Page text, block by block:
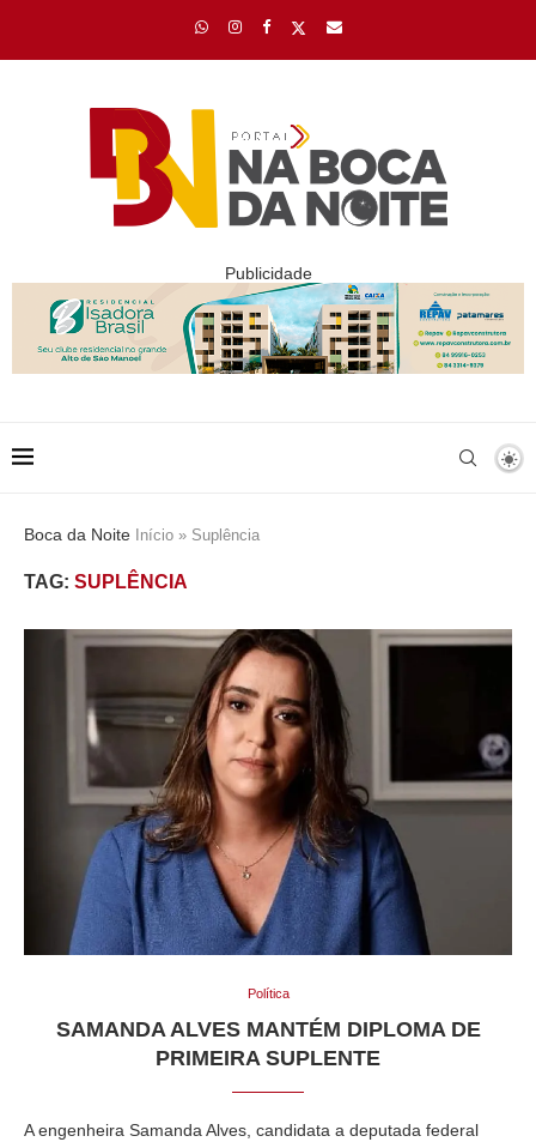
Publicidade
Boca da Noite Início » Suplência
TAG: SUPLÊNCIA
Política
SAMANDA ALVES MANTÉM DIPLOMA DE
PRIMEIRA SUPLENTE
A engenheira Samanda Alves, candidata a deputada federal